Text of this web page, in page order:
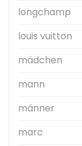
longchamp
louis vuitton
mädchen
mann
männer
marc